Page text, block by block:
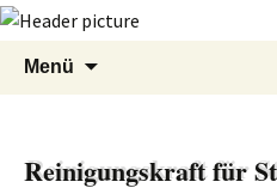
Menü
Reinigungskraft für